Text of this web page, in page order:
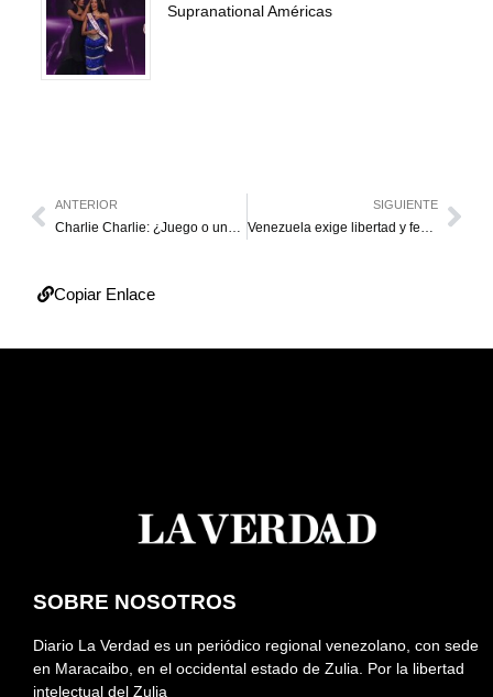
Supranational Américas
ANTERIOR
Charlie Charlie: ¿Juego o una amenaza?
SIGUIENTE
Venezuela exige libertad y fecha de parlamentarias
Copiar Enlace
SOBRE NOSOTROS
Diario La Verdad es un periódico regional venezolano, con sede
en Maracaibo, en el occidental estado de Zulia. Por la libertad
intelectual del Zulia